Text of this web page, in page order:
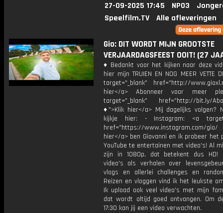
27-09-2025 17:45 NPO3
Speelfilm.TV
Alle afleveringen
Gio: DIT WORDT MIJN GROOTSTE
VERJAARDAGSFEEST OOIT! (27
♦ Bedankt voor het kijken naar deze
hier mijn TRUIEN EN NOG MEER VETTE
target="_blank" href="http://
hier</a> Abonneer voor meer
target="_blank" href="http://bit.ly/
♦">Klik hier</a> Mij dagelijks volgen?
kijkje hier: - Instagram: <a
href="https://www.instagram.com/
hier</a> ben Giovanni en ik probeer het
YouTube te entertainen met video's! Al
zijn in 1080p, dat betekent dus HD!
video's als verhalen over
vlogs en allerlei challenges en
Reizen en vloggen vind ik het leukste
Ik upload ook veel video's met mijn
dat wordt altijd goed ontvangen. Om
17:30 kan jij een video verwachten.